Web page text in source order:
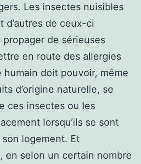
Les insectes nuisibles
d’autres de ceux-ci
de sérieuses
en route des allergies
humain doit pouvoir, même
d’origine naturelle, se
ces insectes ou les
lorsqu’ils se sont
logement. Et
en selon un certain nombre